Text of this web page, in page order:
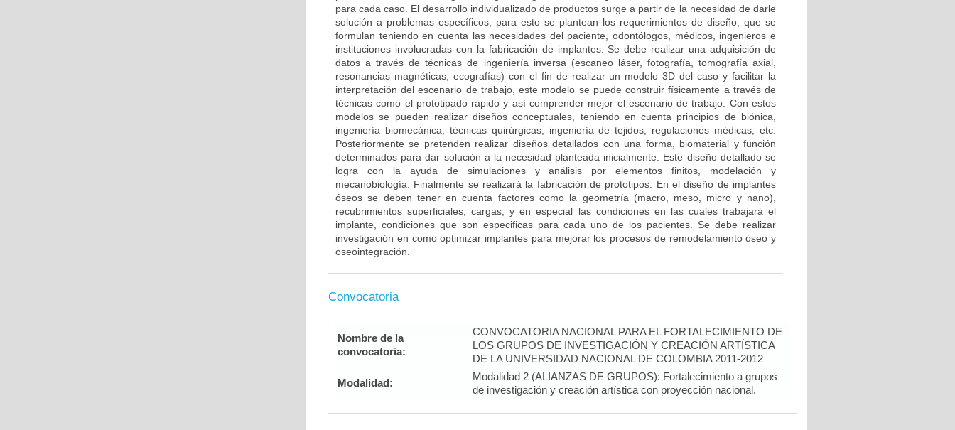
para cada caso. El desarrollo individualizado de productos surge a partir de la necesidad de darle
solución a problemas específicos, para esto se plantean los requerimientos de diseño, que se
formulan teniendo en cuenta las necesidades del paciente, odontólogos, médicos, ingenieros e
instituciones involucradas con la fabricación de implantes. Se debe realizar una adquisición de
datos a través de técnicas de ingeniería inversa (escaneo láser, fotografía, tomografía axial,
resonancias magnéticas, ecografías) con el fin de realizar un modelo 3D del caso y facilitar la
interpretación del escenario de trabajo, este modelo se puede construir físicamente a través de
técnicas como el prototipado rápido y así comprender mejor el escenario de trabajo. Con estos
modelos se pueden realizar diseños conceptuales, teniendo en cuenta principios de biónica,
ingeniería biomecánica, técnicas quirúrgicas, ingeniería de tejidos, regulaciones médicas, etc.
Posteriormente se pretenden realizar diseños detallados con una forma, biomaterial y función
determinados para dar solución a la necesidad planteada inicialmente. Este diseño detallado se
logra con la ayuda de simulaciones y análisis por elementos finitos, modelación y
mecanobiología. Finalmente se realizará la fabricación de prototipos. En el diseño de implantes
óseos se deben tener en cuenta factores como la geometría (macro, meso, micro y nano),
recubrimientos superficiales, cargas, y en especial las condiciones en las cuales trabajará el
implante, condiciones que son especificas para cada uno de los pacientes. Se debe realizar
investigación en como optimizar implantes para mejorar los procesos de remodelamiento óseo y
oseointegración.
Convocatoria
Nombre de la
convocatoria:
CONVOCATORIA NACIONAL PARA EL FORTALECIMIENTO DE
LOS GRUPOS DE INVESTIGACIÓN Y CREACIÓN ARTÍSTICA
DE LA UNIVERSIDAD NACIONAL DE COLOMBIA 2011-2012
Modalidad:
Modalidad 2 (ALIANZAS DE GRUPOS): Fortalecimiento a grupos
de investigación y creación artística con proyección nacional.